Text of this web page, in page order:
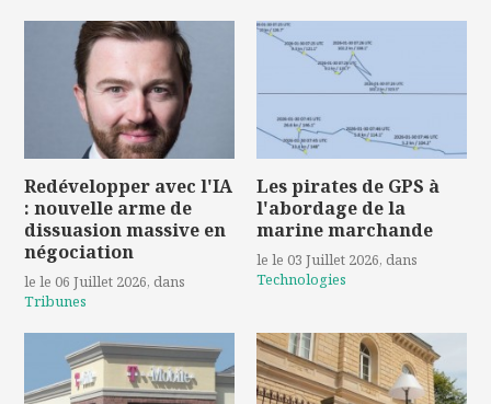
Redévelopper avec l'IA
: nouvelle arme de
dissuasion massive en
négociation
le le 06 Juillet 2026, dans
Tribunes
Les pirates de GPS à
l'abordage de la
marine marchande
le le 03 Juillet 2026, dans
Technologies